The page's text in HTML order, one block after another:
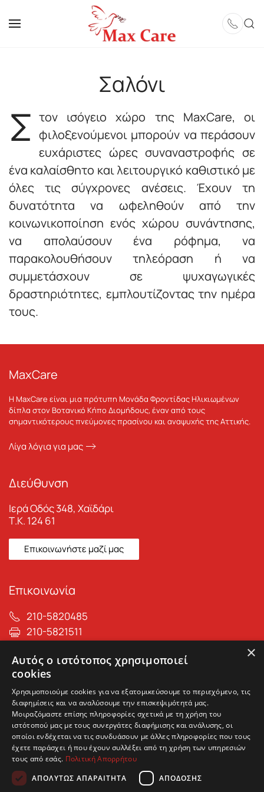
Skip to main content
Σαλόνι
Σ τον ισόγειο χώρο της MaxCare, οι
φιλοξενούμενοι μπορούν να περάσουν
ευχάριστες ώρες συναναστροφής σε
ένα καλαίσθητο και λειτουργικό καθιστικό με
όλες τις σύγχρονες ανέσεις. Έχουν τη
δυνατότητα να ωφεληθούν από την
κοινωνικοποίηση ενός χώρου συνάντησης,
να απολαύσουν ένα ρόφημα, να
παρακολουθήσουν τηλεόραση ή να
συμμετάσχουν σε ψυχαγωγικές
δραστηριότητες, εμπλουτίζοντας την ημέρα
τους.
MaxCare
Η MaxCare είναι μια πρότυπη Μονάδα Φροντίδας Ηλικιωμένων
δίπλα στον Βοτανικό Κήπο Διομήδους, έναν από τους
σημαντικότερους πνεύμονες πρασίνου και αναψυχής της Αττικής.
Λίγα λόγια για μας
Διεύθυνση
Ιερά Οδός 348, Χαϊδάρι
Τ.Κ. 124 61
Επικοινωνήστε μαζί μας
Επικοινωνία
210-5820485
210-5821511
Μέλος πανελλήνιας ένωσης μονάδων φροντίδας
ηλικιωμένων
×
Αυτός ο ιστότοπος χρησιμοποιεί
cookies
Χρησιμοποιούμε cookies για να εξατομικεύσουμε το περιεχόμενο, τις
διαφημίσεις και να αναλύσουμε την επισκεψιμότητά μας.
Μοιραζόμαστε επίσης πληροφορίες σχετικά με τη χρήση του
ιστότοπού μας με τους συνεργάτες διαφήμισης και ανάλυσης, οι
οποίοι ενδέχεται να τις συνδυάσουν με άλλες πληροφορίες που τους
έχετε παράσχει ή που έχουν συλλέξει από τη χρήση των υπηρεσιών
τους από εσάς. Πολιτική Απορρήτου
ΑΠΟΛΎΤΩΣ ΑΠΑΡΑΊΤΗΤΑ
ΑΠΌΔΟΣΗΣ